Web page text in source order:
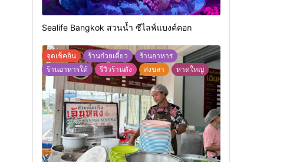
Sealife Bangkok สวนน้ำ ซีไลฟ์แบงค์คอก
จุดเช็คอิน ร้านก๋วยเตี๋ยว
ร้านอาหาร
ร้านอาหารใต้
รีวิวร้านดัง สงขลา หาดใหญ่